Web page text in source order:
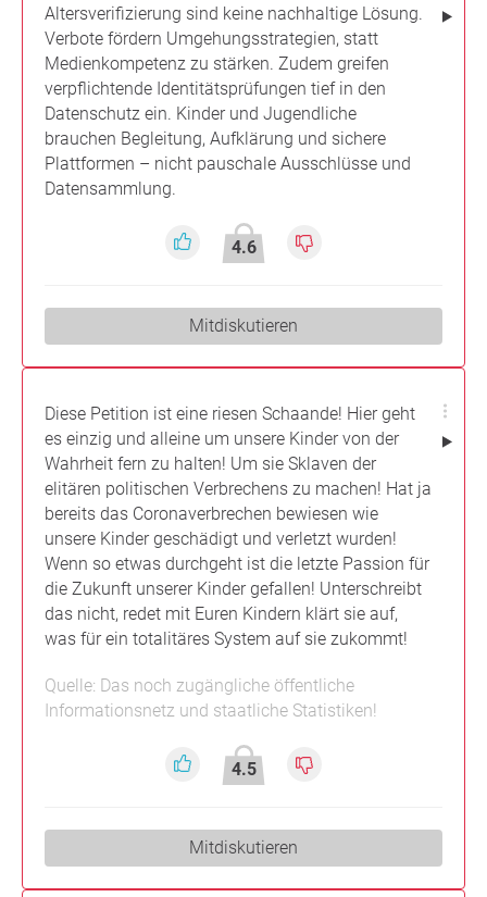
Altersverifizierung sind keine nachhaltige Lösung.
Verbote fördern Umgehungsstrategien, statt
Medienkompetenz zu stärken. Zudem greifen
verpflichtende Identitätsprüfungen tief in den
Datenschutz ein. Kinder und Jugendliche
brauchen Begleitung, Aufklärung und sichere
Plattformen – nicht pauschale Ausschlüsse und
Datensammlung.
4.6
Mitdiskutieren
Diese Petition ist eine riesen Schaande! Hier geht
es einzig und alleine um unsere Kinder von der
Wahrheit fern zu halten! Um sie Sklaven der
elitären politischen Verbrechens zu machen! Hat ja
bereits das Coronaverbrechen bewiesen wie
unsere Kinder geschädigt und verletzt wurden!
Wenn so etwas durchgeht ist die letzte Passion für
die Zukunft unserer Kinder gefallen! Unterschreibt
das nicht, redet mit Euren Kindern klärt sie auf,
was für ein totalitäres System auf sie zukommt!
Quelle: Das noch zugängliche öffentliche
Informationsnetz und staatliche Statistiken!
4.5
Mitdiskutieren